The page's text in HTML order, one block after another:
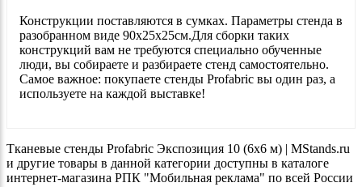
Конструкции поставляются в сумках. Параметры стенда в
разобранном виде 90х25х25см.Для сборки таких
конструкций вам не требуются специально обученные
люди, вы собираете и разбираете стенд самостоятельно.
Самое важное: покупаете стенды Profabric вы один раз, а
используете на каждой выставке!
Тканевые стенды Profabric Экспозиция 10 (6х6 м) | MStands.ru
и другие товары в данной категории доступны в каталоге
интернет-магазина РПК "Мобильная реклама" по всей России